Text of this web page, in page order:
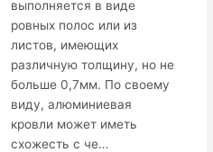
выполняется в виде
ровных полос или из
листов, имеющих
различную толщину, но не
больше 0,7мм. По своему
виду, алюминиевая
кровли может иметь
схожесть с че…